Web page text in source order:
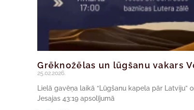
Grēknožēlas un lūgšanu vakars
25.02.2026.
Lielā gavēņa laikā “Lūgšanu kapela pār Latviju”
Jesajas 43:19 apsolījumā